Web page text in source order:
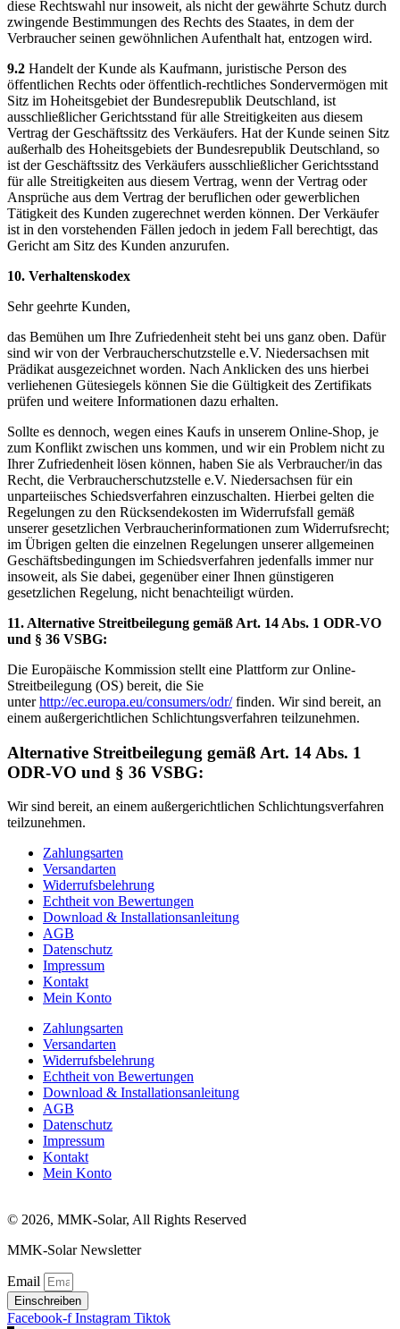
diese Rechtswahl nur insoweit, als nicht der gewährte Schutz durch
zwingende Bestimmungen des Rechts des Staates, in dem der
Verbraucher seinen gewöhnlichen Aufenthalt hat, entzogen wird.
9.2 Handelt der Kunde als Kaufmann, juristische Person des
öffentlichen Rechts oder öffentlich-rechtliches Sondervermögen mit
Sitz im Hoheitsgebiet der Bundesrepublik Deutschland, ist
ausschließlicher Gerichtsstand für alle Streitigkeiten aus diesem
Vertrag der Geschäftssitz des Verkäufers. Hat der Kunde seinen Sitz
außerhalb des Hoheitsgebiets der Bundesrepublik Deutschland, so
ist der Geschäftssitz des Verkäufers ausschließlicher Gerichtsstand
für alle Streitigkeiten aus diesem Vertrag, wenn der Vertrag oder
Ansprüche aus dem Vertrag der beruflichen oder gewerblichen
Tätigkeit des Kunden zugerechnet werden können. Der Verkäufer
ist in den vorstehenden Fällen jedoch in jedem Fall berechtigt, das
Gericht am Sitz des Kunden anzurufen.
10. Verhaltenskodex
Sehr geehrte Kunden,
das Bemühen um Ihre Zufriedenheit steht bei uns ganz oben. Dafür
sind wir von der Verbraucherschutzstelle e.V. Niedersachsen mit
Prädikat ausgezeichnet worden. Nach Anklicken des uns hierbei
verliehenen Gütesiegels können Sie die Gültigkeit des Zertifikats
prüfen und weitere Informationen dazu erhalten.
Sollte es dennoch, wegen eines Kaufs in unserem Online-Shop, je
zum Konflikt zwischen uns kommen, und wir ein Problem nicht zu
Ihrer Zufriedenheit lösen können, haben Sie als Verbraucher/in das
Recht, die Verbraucherschutzstelle e.V. Niedersachsen für ein
unparteiisches Schiedsverfahren einzuschalten. Hierbei gelten die
Regelungen zu den Rücksendekosten im Widerrufsfall gemäß
unserer gesetzlichen Verbraucherinformationen zum Widerrufsrecht;
im Übrigen gelten die einzelnen Regelungen unserer allgemeinen
Geschäftsbedingungen im Schiedsverfahren jedenfalls immer nur
insoweit, als Sie dabei, gegenüber einer Ihnen günstigeren
gesetzlichen Regelung, nicht benachteiligt würden.
11. Alternative Streitbeilegung gemäß Art. 14 Abs. 1 ODR-VO
und § 36 VSBG:
Die Europäische Kommission stellt eine Plattform zur Online-
Streitbeilegung (OS) bereit, die Sie
unterhttp://ec.europa.eu/consumers/odr/finden. Wir sind bereit, an
einem außergerichtlichen Schlichtungsverfahren teilzunehmen.
Alternative Streitbeilegung gemäß Art. 14 Abs. 1
ODR-VO und § 36 VSBG:
Wir sind bereit, an einem außergerichtlichen Schlichtungsverfahren
teilzunehmen.
Zahlungsarten
Versandarten
Widerrufsbelehrung
Echtheit von Bewertungen
Download & Installationsanleitung
AGB
Datenschutz
Impressum
Kontakt
Mein Konto
Zahlungsarten
Versandarten
Widerrufsbelehrung
Echtheit von Bewertungen
Download & Installationsanleitung
AGB
Datenschutz
Impressum
Kontakt
Mein Konto
© 2026, MMK-Solar, All Rights Reserved
MMK-Solar Newsletter
Email
Einschreiben
Facebook-f Instagram Tiktok